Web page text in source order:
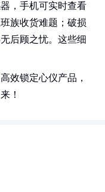
，手机可实时查看
族收货难题；破损
后顾之忧。这些细
效锁定心仪产品，
！